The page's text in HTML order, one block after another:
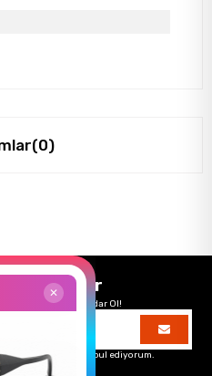
(0)
Önce Sen Haberdar Ol!
korunmasını kabul ediyorum.
✕